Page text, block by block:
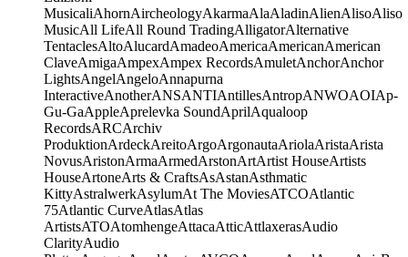
MusicaliAhornAircheologyAkarmaAlaAladinAlienAlisoAliso
MusicAll LifeAll Round TradingAlligatorAlternative
TentaclesAltoAlucardAmadeoAmericaAmericanAmerican
ClaveAmigaAmpexAmpex RecordsAmuletAnchorAnchor
LightsAngelAngeloAnnapurna
InteractiveAnotherANSANTIAntillesAntropANWOAOIAp-
Gu-GaAppleAprelevka SoundAprilAqualoop
RecordsARCArchiv
ProduktionArdeckAreitoArgoArgonautaAriolaAristaArista
NovusAristonArmaArmedArstonArtArtist HouseArtists
HouseArtoneArts & CraftsAsAstanAsthmatic
KittyAstralwerkAsylumAt The MoviesATCOAtlantic
75Atlantic CurveAtlasAtlas
ArtistsATOAtomhengeAttacaAtticAttlaxerasAudio
ClarityAudio